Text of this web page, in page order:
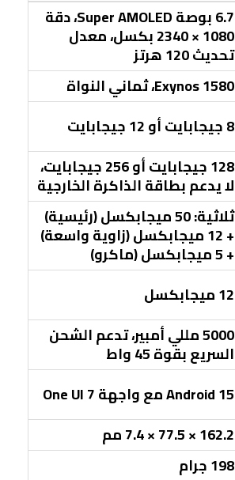
6.7 بوصة Super AMOLED، دقة
1080 × 2340 بكسل، معدل
تحديث 120 هرتز
Exynos 1580، ثماني النواة
8 جيجابايت أو 12 جيجابايت
128 جيجابايت أو 256 جيجابايت،
لا يدعم بطاقة الذاكرة الخارجية
ثلاثية: 50 ميجابكسل (رئيسية)
+ 12 ميجابكسل (زاوية واسعة)
+ 5 ميجابكسل (ماكرو)
12 ميجابكسل
5000 مللي أمبير، تدعم الشحن
السريع بقوة 45 واط
Android 15 مع واجهة One UI 7
162.2 × 77.5 × 7.4 مم
198 جرام